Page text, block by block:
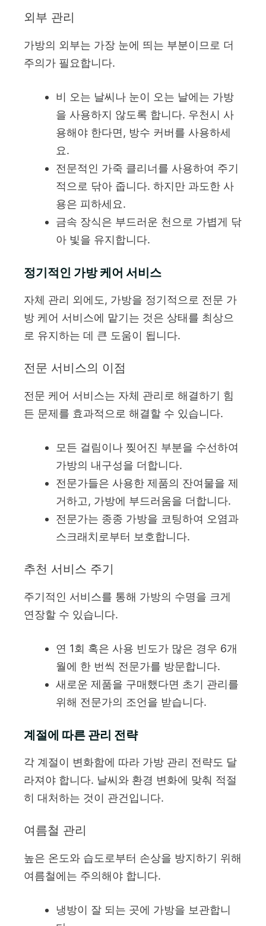
외부 관리
가방의 외부는 가장 눈에 띄는 부분이므로 더
주의가 필요합니다.
비 오는 날씨나 눈이 오는 날에는 가방
을 사용하지 않도록 합니다. 우천시 사
용해야 한다면, 방수 커버를 사용하세
요.
전문적인 가죽 클리너를 사용하여 주기
적으로 닦아 줍니다. 하지만 과도한 사
용은 피하세요.
금속 장식은 부드러운 천으로 가볍게 닦
아 빛을 유지합니다.
정기적인 가방 케어 서비스
자체 관리 외에도, 가방을 정기적으로 전문 가
방 케어 서비스에 맡기는 것은 상태를 최상으
로 유지하는 데 큰 도움이 됩니다.
전문 서비스의 이점
전문 케어 서비스는 자체 관리로 해결하기 힘
든 문제를 효과적으로 해결할 수 있습니다.
모든 걸림이나 찢어진 부분을 수선하여
가방의 내구성을 더합니다.
전문가들은 사용한 제품의 잔여물을 제
거하고, 가방에 부드러움을 더합니다.
전문가는 종종 가방을 코팅하여 오염과
스크래치로부터 보호합니다.
추천 서비스 주기
주기적인 서비스를 통해 가방의 수명을 크게
연장할 수 있습니다.
연 1회 혹은 사용 빈도가 많은 경우 6개
월에 한 번씩 전문가를 방문합니다.
새로운 제품을 구매했다면 초기 관리를
위해 전문가의 조언을 받습니다.
계절에 따른 관리 전략
각 계절이 변화함에 따라 가방 관리 전략도 달
라져야 합니다. 날씨와 환경 변화에 맞춰 적절
히 대처하는 것이 관건입니다.
여름철 관리
높은 온도와 습도로부터 손상을 방지하기 위해
여름철에는 주의해야 합니다.
냉방이 잘 되는 곳에 가방을 보관합니